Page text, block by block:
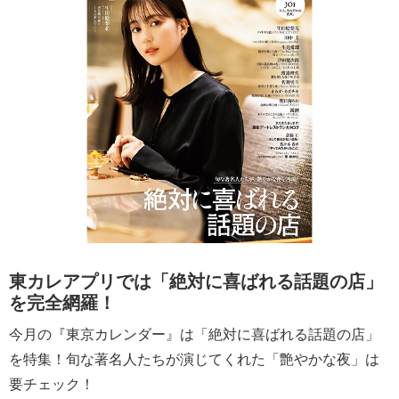
東カレアプリでは「絶対に喜ばれる話題の店」
を完全網羅！
今月の『東京カレンダー』は「絶対に喜ばれる話題の店」
を特集！旬な著名人たちが演じてくれた「艶やかな夜」は
要チェック！